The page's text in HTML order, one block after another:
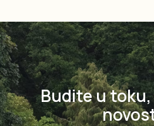
Budite u